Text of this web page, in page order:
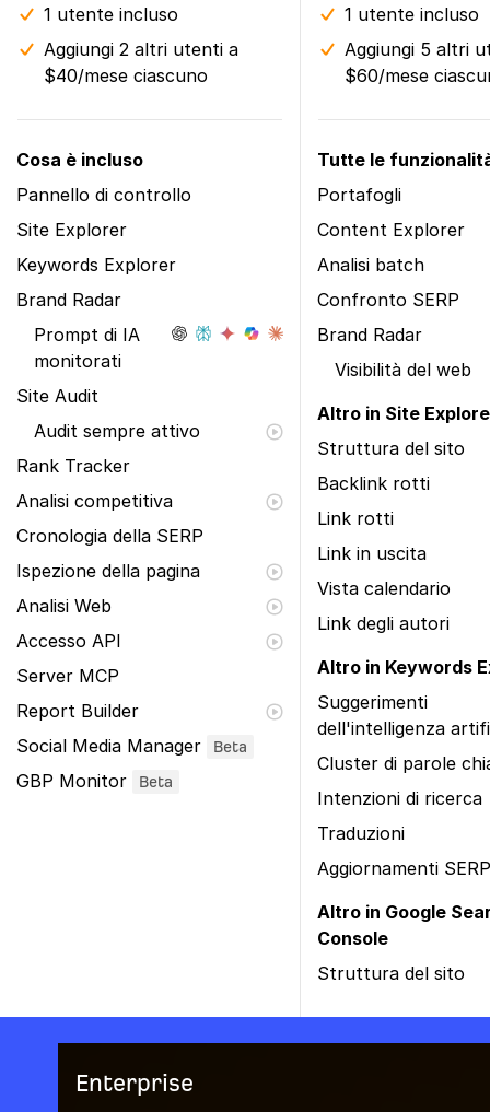
1 utente incluso
Aggiungi 2 altri utenti a
$40/mese ciascuno
1 utente incluso
Aggiungi 5 altri
$60/mese
Cosa è incluso
Pannello di controllo
Site Explorer
Keywords Explorer
Brand Radar
Prompt di IA
monitorati
Site Audit
Audit sempre attivo
Rank Tracker
Analisi competitiva
Cronologia della SERP
Ispezione della pagina
Analisi Web
Accesso API
Server MCP
Report Builder
Social Media Manager
Beta
GBP Monitor Beta
Tutte le
Portafogli
Content Explorer
Analisi batch
Confronto SERP
Brand Radar
Visibilità del web
Altro in Site
Struttura del sito
Backlink rotti
Link rotti
Link in uscita
Vista calendario
Link degli autori
Altro in Keywords
Suggerimenti
dell'intelligenza
Cluster di parole
Intenzioni di ricerca
Traduzioni
Aggiornamenti SERP
Altro in Google
Console
Struttura del sito
Enterprise